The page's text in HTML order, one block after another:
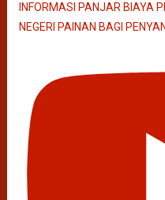
INFORMASI PANJAR BIAYA
NEGERI PAINAN BAGI